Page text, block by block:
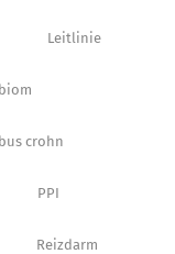
Leitlinie
crohn
PPI
Reizdarm